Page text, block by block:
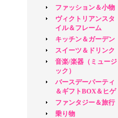
ファッション＆小物
ヴィクトリアンスタ
イル＆フレーム
キッチン＆ガーデン
スイーツ＆ドリンク
音楽/楽器（ミュージ
ック）
バースデーパーティ
＆ギフトBOX＆ヒゲ
ファンタジー＆旅行
乗り物